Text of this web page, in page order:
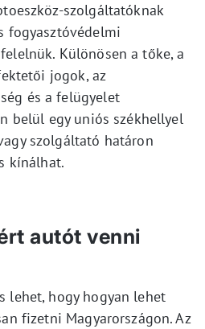
szolgáltatóknak
fogyasztóvédelmi
Különösen a tőke, a
jogok, az
és a felügyelet
belül egy uniós székhellyel
szolgáltató határon
kínálhat.
autót venni
lehet, hogy hogyan lehet
fizetni Magyarországon. Az